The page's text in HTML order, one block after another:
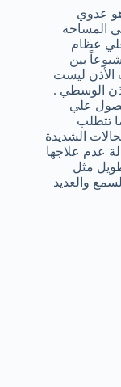
عدوي
المساحة
علي عظام
بين
الأذن ليست
الوسطي .
علي
تتطلب
الشديدة
عدم علاجها
مثل
والعديد